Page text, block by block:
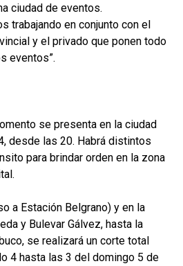
ciudad de eventos.
trabajando en conjunto con el
y el privado que ponen todo
eventos”.
se presenta en la ciudad
desde las 20. Habrá distintos
para brindar orden en la zona
a Estación Belgrano) y en la
y Bulevar Gálvez, hasta la
se realizará un corte total
4 hasta las 3 del domingo 5 de